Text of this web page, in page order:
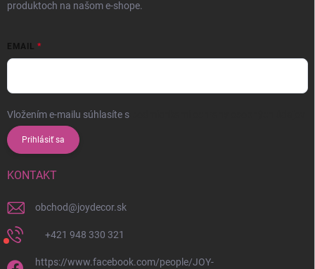
produktoch na našom e-shope.
EMAIL
Vložením e-mailu súhlasíte s
Prihlásiť sa
KONTAKT
obchod@joydecor.sk
+421 948 330 321
https://www.facebook.com/people/JOY-